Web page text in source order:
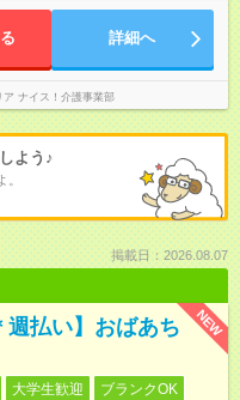
詳細へ
ナイス！介護事業部
よう♪
掲載日：2026.08.07
NEW
週払い】おばあち
大学生歓迎
ブランクOK